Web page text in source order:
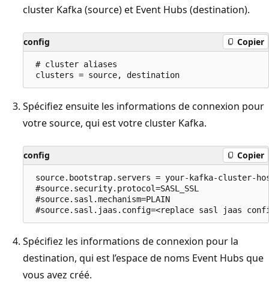
cluster Kafka (source) et Event Hubs (destination).
config Copier
# cluster aliases
Spécifiez ensuite les informations de connexion pour
votre source, qui est votre cluster Kafka.
config Copier
source.bootstrap.servers = your-kafka-cluster-
#source.security.protocol=SASL_SSL
#source.sasl.mechanism=PLAIN
Spécifiez les informations de connexion pour la
destination, qui est l’espace de noms Event Hubs que
vous avez créé.